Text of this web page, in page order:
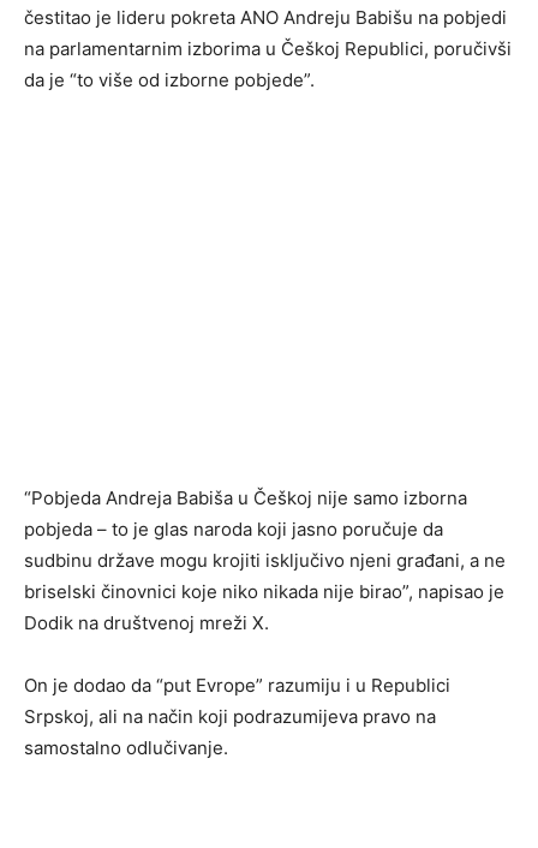
čestitao je lideru pokreta ANO Andreju Babišu na pobjedi
na parlamentarnim izborima u Češkoj Republici, poručivši
da je “to više od izborne pobjede”.
“Pobjeda Andreja Babiša u Češkoj nije samo izborna
pobjeda – to je glas naroda koji jasno poručuje da
sudbinu države mogu krojiti isključivo njeni građani, a ne
briselski činovnici koje niko nikada nije birao”, napisao je
Dodik na društvenoj mreži X.
On je dodao da “put Evrope” razumiju i u Republici
Srpskoj, ali na način koji podrazumijeva pravo na
samostalno odlučivanje.